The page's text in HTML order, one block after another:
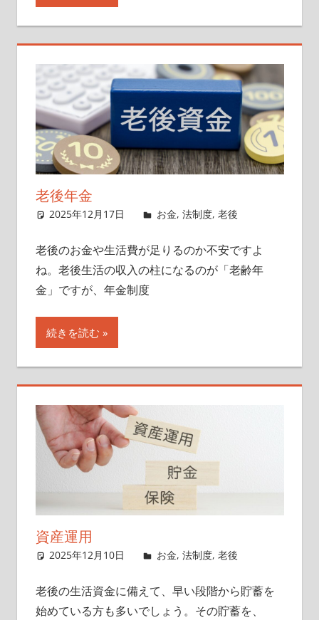
老後年金
2025年12月17日 singlelife65
お金, 法制度, 老後
老後のお金や生活費が足りるのか不安ですよ
ね。老後生活の収入の柱になるのが「老齢年
金」ですが、年金制度
続きを読む
資産運用
2025年12月10日 singlelife65
お金, 法制度, 老後
老後の生活資金に備えて、早い段階から貯蓄を
始めている方も多いでしょう。その貯蓄を、